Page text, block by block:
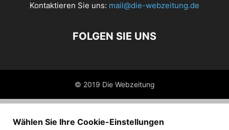
Kontaktieren Sie uns: mail@die-webzeitung.de
FOLGEN SIE UNS
© 2019 Die Webzeitung
Wählen Sie Ihre Cookie-Einstellungen